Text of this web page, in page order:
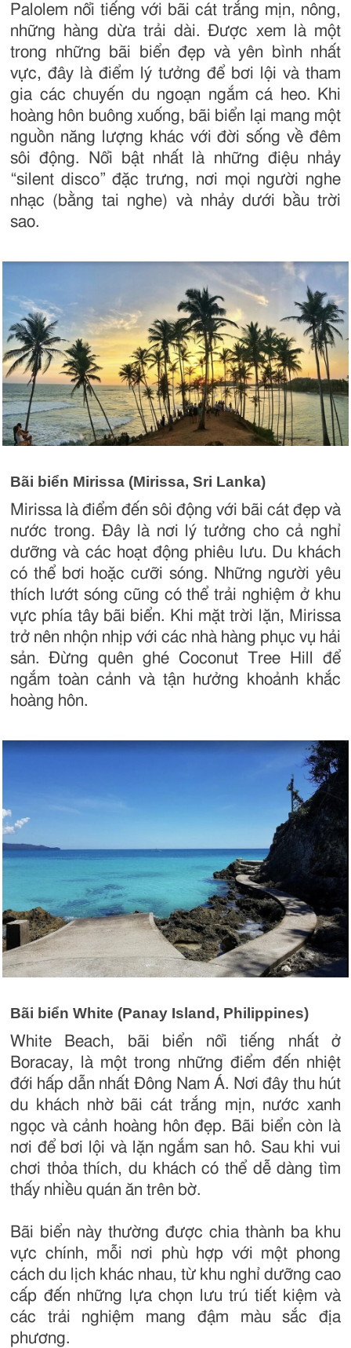
Palolem nổi tiếng với bãi cát trắng mịn, nông,
những hàng dừa trải dài. Được xem là một
trong những bãi biển đẹp và yên bình nhất
vực, đây là điểm lý tưởng để bơi lội và tham
gia các chuyến du ngoạn ngắm cá heo. Khi
hoàng hôn buông xuống, bãi biển lại mang một
nguồn năng lượng khác với đời sống về đêm
sôi động. Nổi bật nhất là những điệu nhảy
“silent disco” đặc trưng, nơi mọi người nghe
nhạc (bằng tai nghe) và nhảy dưới bầu trời
sao.
Bãi biển Mirissa (Mirissa, Sri Lanka)
Mirissa là điểm đến sôi động với bãi cát đẹp và
nước trong. Đây là nơi lý tưởng cho cả nghỉ
dưỡng và các hoạt động phiêu lưu. Du khách
có thể bơi hoặc cưỡi sóng. Những người yêu
thích lướt sóng cũng có thể trải nghiệm ở khu
vực phía tây bãi biển. Khi mặt trời lặn, Mirissa
trở nên nhộn nhịp với các nhà hàng phục vụ hải
sản. Đừng quên ghé Coconut Tree Hill để
ngắm toàn cảnh và tận hưởng khoảnh khắc
hoàng hôn.
Bãi biển White (Panay Island, Philippines)
White Beach, bãi biển nổi tiếng nhất ở
Boracay, là một trong những điểm đến nhiệt
đới hấp dẫn nhất Đông Nam Á. Nơi đây thu hút
du khách nhờ bãi cát trắng mịn, nước xanh
ngọc và cảnh hoàng hôn đẹp. Bãi biển còn là
nơi để bơi lội và lặn ngắm san hô. Sau khi vui
chơi thỏa thích, du khách có thể dễ dàng tìm
thấy nhiều quán ăn trên bờ.
Bãi biển này thường được chia thành ba khu
vực chính, mỗi nơi phù hợp với một phong
cách du lịch khác nhau, từ khu nghỉ dưỡng cao
cấp đến những lựa chọn lưu trú tiết kiệm và
các trải nghiệm mang đậm màu sắc địa
phương.